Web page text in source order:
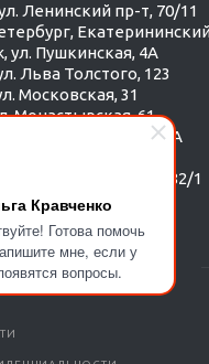
Кравченко
Готова помочь
мне, если у
вопросы.
Ленинский пр-т, 70/11
ул. Пушкинская, 4А
Льва Толстого, 123
Московская, 31
Монастырская, 61
ул. Радищева 6А
Республики 252/6
Красный пр-т, 182/1
14